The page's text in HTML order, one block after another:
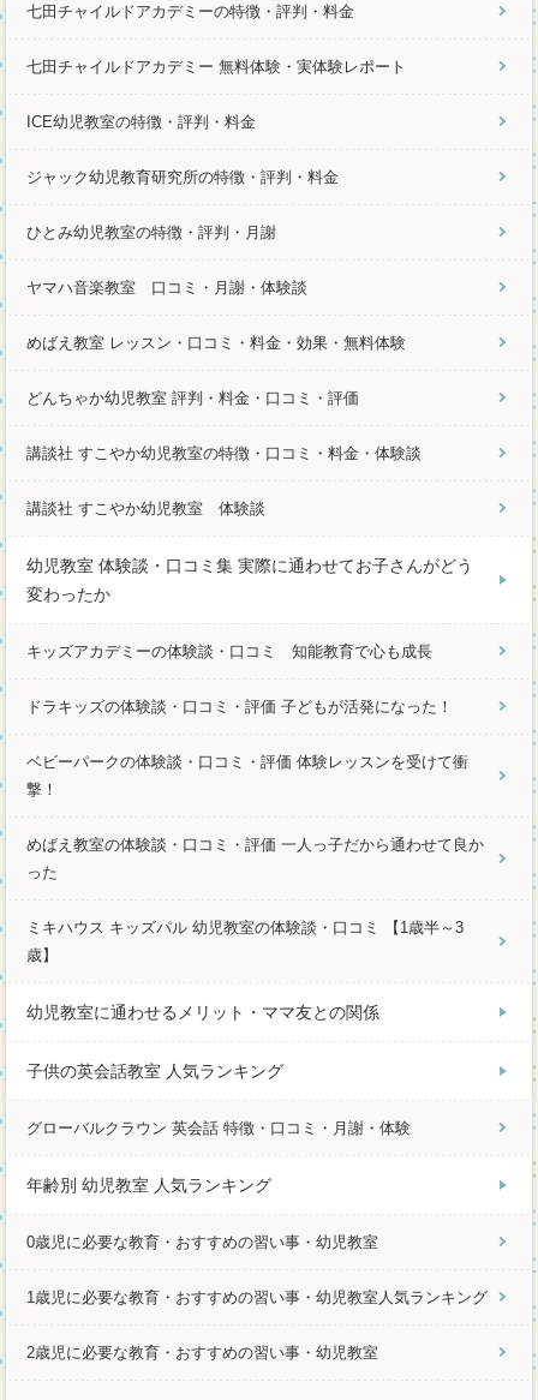
七田チャイルドアカデミーの特徴・評判・料金
七田チャイルドアカデミー 無料体験・実体験レポート
ICE幼児教室の特徴・評判・料金
ジャック幼児教育研究所の特徴・評判・料金
ひとみ幼児教室の特徴・評判・月謝
ヤマハ音楽教室 口コミ・月謝・体験談
めばえ教室 レッスン・口コミ・料金・効果・無料体験
どんちゃか幼児教室 評判・料金・口コミ・評価
講談社 すこやか幼児教室の特徴・口コミ・料金・体験談
講談社 すこやか幼児教室 体験談
幼児教室 体験談・口コミ集 実際に通わせてお子さんがどう
変わったか
キッズアカデミーの体験談・口コミ 知能教育で心も成長
ドラキッズの体験談・口コミ・評価 子どもが活発になった！
ベビーパークの体験談・口コミ・評価 体験レッスンを受けて衝
撃！
めばえ教室の体験談・口コミ・評価 一人っ子だから通わせて良か
った
ミキハウス キッズパル 幼児教室の体験談・口コミ 【1歳半～3
歳】
幼児教室に通わせるメリット・ママ友との関係
子供の英会話教室 人気ランキング
グローバルクラウン 英会話 特徴・口コミ・月謝・体験
年齢別 幼児教室 人気ランキング
0歳児に必要な教育・おすすめの習い事・幼児教室
1歳児に必要な教育・おすすめの習い事・幼児教室人気ランキング
2歳児に必要な教育・おすすめの習い事・幼児教室